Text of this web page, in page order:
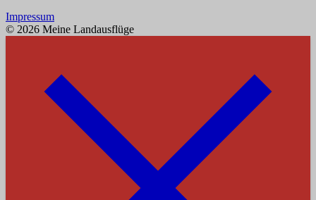
Impressum
© 2026 Meine Landausflüge